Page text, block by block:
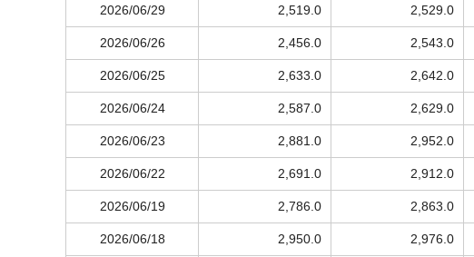
2026/06/29 2,519.0 2,529.0
2026/06/26 2,456.0 2,543.0
2026/06/25 2,633.0 2,642.0
2026/06/24 2,587.0 2,629.0
2026/06/23 2,881.0 2,952.0
2026/06/22 2,691.0 2,912.0
2026/06/19 2,786.0 2,863.0
2026/06/18 2,950.0 2,976.0